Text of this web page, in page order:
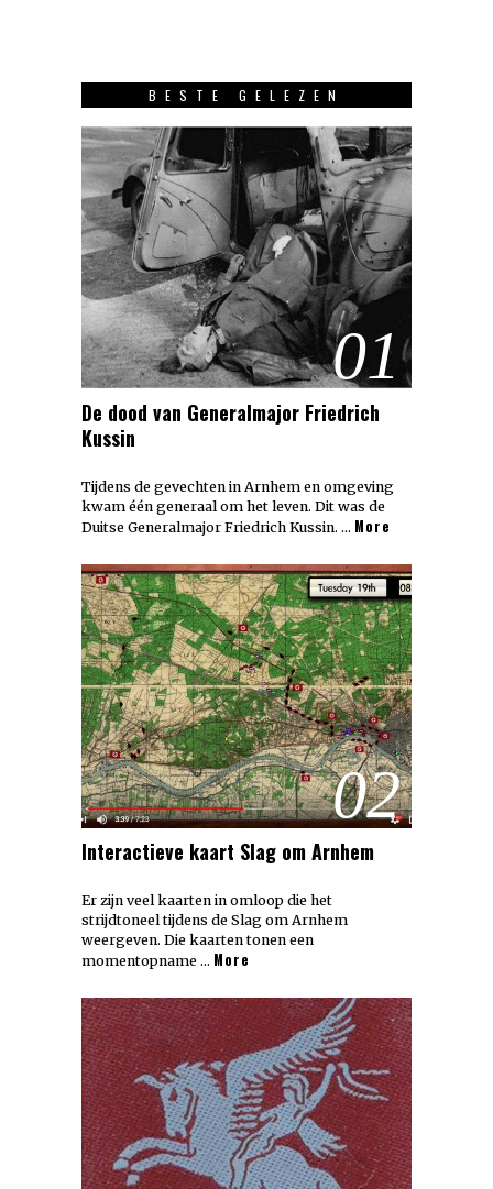
BESTE GELEZEN
01
De dood van Generalmajor Friedrich
Kussin
Tijdens de gevechten in Arnhem en omgeving
kwam één generaal om het leven. Dit was de
Duitse Generalmajor Friedrich Kussin. … More
02
Interactieve kaart Slag om Arnhem
Er zijn veel kaarten in omloop die het
strijdtoneel tijdens de Slag om Arnhem
weergeven. Die kaarten tonen een
momentopname … More